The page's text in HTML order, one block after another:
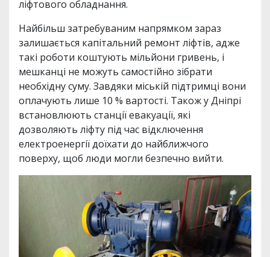
ліфтового обладнання.
Найбільш затребуваним напрямком зараз
залишається капітальний ремонт ліфтів, адже
такі роботи коштують мільйони гривень, і
мешканці не можуть самостійно зібрати
необхідну суму. Завдяки міській підтримці вони
оплачують лише 10 % вартості. Також у Дніпрі
встановлюють станції евакуації, які
дозволяють ліфту під час відключення
електроенергії доїхати до найближчого
поверху, щоб люди могли безпечно вийти.